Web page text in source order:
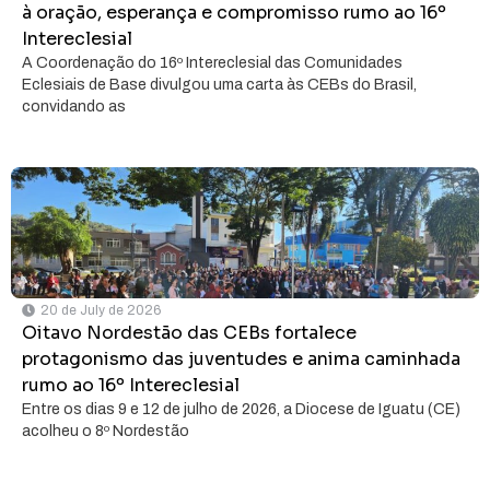
à oração, esperança e compromisso rumo ao 16º
Intereclesial
A Coordenação do 16º Intereclesial das Comunidades
Eclesiais de Base divulgou uma carta às CEBs do Brasil,
convidando as
20 de July de 2026
Oitavo Nordestão das CEBs fortalece
protagonismo das juventudes e anima caminhada
rumo ao 16º Intereclesial
Entre os dias 9 e 12 de julho de 2026, a Diocese de Iguatu (CE)
acolheu o 8º Nordestão